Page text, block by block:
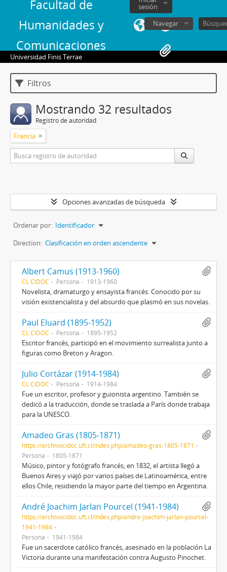
Facultad de
Humanidades y
Comunicaciones
sesión
Navegar
Universidad Finis Terrae
Filtros
Mostrando 32 resultados
Registro de autoridad
Francia
Opciones avanzadas de búsqueda
Ordenar por: Identificador
Direction: Clasificación en orden ascendente
Albert Camus (1913-1960)
CL CIDOC Persona 1913-1960
Novelista, dramaturgo y ensayista francés. Conocido por su
visión existencialista y del absurdo que plasmó en sus novelas.
Paul Eluard (1895-1952)
CL CIDOC Persona 1895-1952
Escritor francés, participó en el movimiento surrealista junto a
figuras como Breton y Aragon.
Julio Cortázar (1914-1984)
CL CIDOC Persona 1914-1984
Fue un escritor, profesor y guionista argentino. También se
dedicó a la traducción, donde se traslada a París donde trabaja
para la UNESCO.
Amadeo Gras (1805-1871)
https://archivocidoc.uft.cl/index.php/amadeo-gras-1805-1871
Persona
1805-1871
Músico, pintor y fotógrafo francés, en 1832, el artista llegó a
Buenos Aires y viajó por varios países de Latinoamérica, entre
ellos Chile, residiendo la mayor parte del tiempo en Argentina.
André Joachim Jarlan Pourcel (1941-1984)
https://archivocidoc.uft.cl/index.php/andre-joachim-jarlan-pourcel-
1941-1984
Persona
1941-1984
Fue un sacerdote católico francés, asesinado en la población La
Victoria durante una manifestación contra Augusto Pinochet.